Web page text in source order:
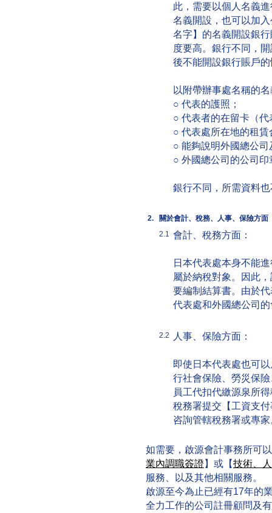
此，需要以個人名義
名義開設，也可以加
名字】的名義開設銀
度要高。銀行不同，
後不能開設銀行賬戶
以附帶辦事處名稱的
○ 代表的護照；
○ 代表者的在留卡（
○ 代表處所在地的租賃
○ 能夠說明外國總公
○ 外國總公司的公司
銀行不同，所需資料
2.
關於會計、稅務、人事、保險方面
2.1 會計、稅務方面：
日本代表處本身不能
屬於納稅對象。因此
要編制結算書。由於
代表處和外國總公司
2.2 人事、保險方面：
即使日本代表處也可
行社會保險、勞災保
員工代扣代繳源泉所
稅務署提交【工資支
咨詢管轄稅務署或專
如需要，啟源會計事務所可
業內調職簽證】或【技術、
服務、以及其他相關服務。
啟源至今為止已經有17年的
全力工作的公司註冊顧問及